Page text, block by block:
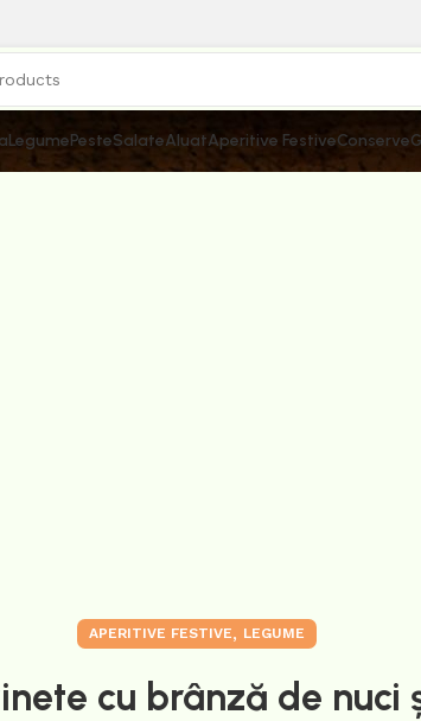
LegumePesteSalateAluatAperitive FestiveConserve
APERITIVE FESTIVE, LEGUME
cu brânză de nuci